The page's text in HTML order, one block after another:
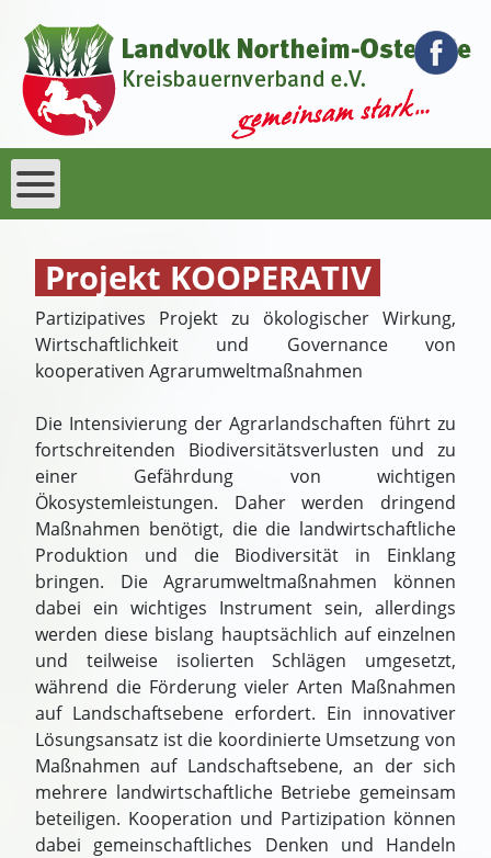
Projekt KOOPERATIV
Partizipatives Projekt zu ökologischer Wirkung,
Wirtschaftlichkeit und Governance von
kooperativen Agrarumweltmaßnahmen
Die Intensivierung der Agrarlandschaften führt zu
fortschreitenden Biodiversitätsverlusten und zu
einer Gefährdung von wichtigen
Ökosystemleistungen. Daher werden dringend
Maßnahmen benötigt, die die landwirtschaftliche
Produktion und die Biodiversität in Einklang
bringen. Die Agrarumweltmaßnahmen können
dabei ein wichtiges Instrument sein, allerdings
werden diese bislang hauptsächlich auf einzelnen
und teilweise isolierten Schlägen umgesetzt,
während die Förderung vieler Arten Maßnahmen
auf Landschaftsebene erfordert. Ein innovativer
Lösungsansatz ist die koordinierte Umsetzung von
Maßnahmen auf Landschaftsebene, an der sich
mehrere landwirtschaftliche Betriebe gemeinsam
beteiligen. Kooperation und Partizipation können
dabei gemeinschaftliches Denken und Handeln